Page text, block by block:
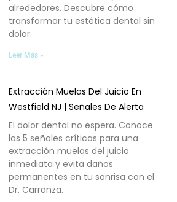
alrededores. Descubre cómo
transformar tu estética dental sin
dolor.
Leer Más »
Extracción Muelas Del Juicio En
Westfield NJ | Señales De Alerta
El dolor dental no espera. Conoce
las 5 señales críticas para una
extracción muelas del juicio
inmediata y evita daños
permanentes en tu sonrisa con el
Dr. Carranza.